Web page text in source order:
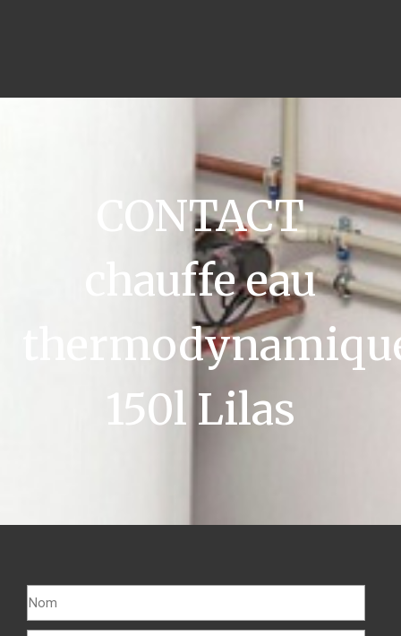
CONTACT
chauffe eau
150l Lilas